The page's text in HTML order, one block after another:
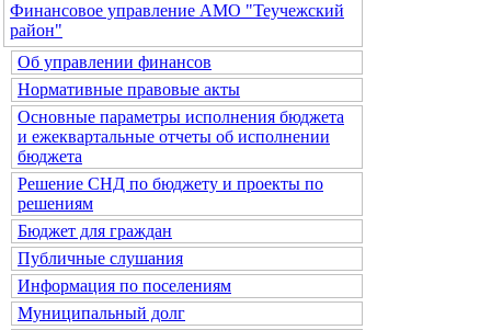
Финансовое управление АМО "Теучежский
район"
Об управлении финансов
Нормативные правовые акты
Основные параметры исполнения бюджета
и ежеквартальные отчеты об исполнении
бюджета
Решение СНД по бюджету и проекты по
решениям
Бюджет для граждан
Публичные слушания
Информация по поселениям
Муниципальный долг